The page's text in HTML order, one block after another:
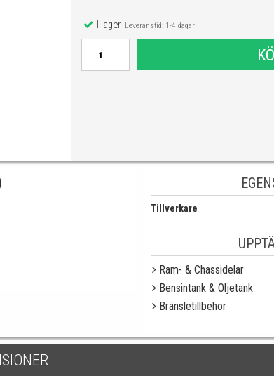
I lagerLeveranstid: 1-4 dagar
Tillverkare
Ram- & Chassidelar
Bensintank & Oljetank
Bränsletillbehör